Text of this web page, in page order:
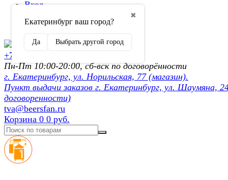
✖
Екатеринбург ваш город?
Да Выбрать другой город
Вход
Регистрация
+7 (902) 872-54-70
Пн-Пт 10:00-20:00, сб-вск по договорённости
г. Екатеринбург, ул. Норильская, 77 (магазин).
Пункт выдачи заказов г. Екатеринбург, ул. Шаумяна,
договоренности)
tva@beersfan.ru
Корзина 0 0 руб.